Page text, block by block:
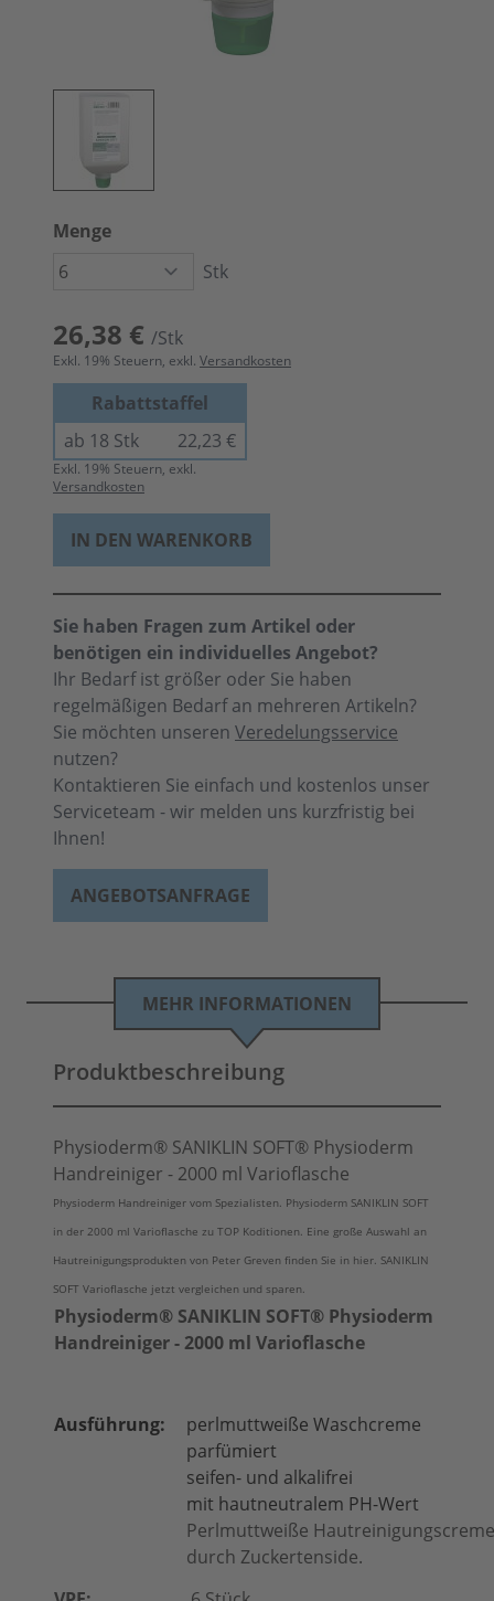
Menge
Stk
26,38 € /Stk
Exkl. 19% Steuern, exkl. Versandkosten
Rabattstaffel
ab 18 Stk
22,23 €
Exkl. 19% Steuern, exkl.
Versandkosten
IN DEN WARENKORB
Sie haben Fragen zum Artikel oder
benötigen ein individuelles Angebot?
Ihr Bedarf ist größer oder Sie haben
regelmäßigen Bedarf an mehreren Artikeln?
Sie möchten unseren Veredelungsservice
nutzen?
Kontaktieren Sie einfach und kostenlos unser
Serviceteam - wir melden uns kurzfristig bei
Ihnen!
ANGEBOTSANFRAGE
MEHR INFORMATIONEN
Produktbeschreibung
Physioderm® SANIKLIN SOFT® Physioderm
Handreiniger - 2000 ml Varioflasche
Physioderm Handreiniger vom Spezialisten. Physioderm SANIKLIN SOFT
in der 2000 ml Varioflasche zu TOP Koditionen. Eine große Auswahl an
Hautreinigungsprodukten von Peter Greven finden Sie in hier. SANIKLIN
SOFT Varioflasche jetzt vergleichen und sparen.
Physioderm® SANIKLIN SOFT® Physioderm
Handreiniger - 2000 ml Varioflasche
Ausführung:
perlmuttweiße Waschcreme
parfümiert
seifen- und alkalifrei
mit hautneutralem PH-Wert
Perlmuttweiße
durch Zuckertenside.